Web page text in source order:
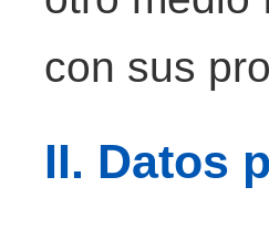
con sus
II. Datos